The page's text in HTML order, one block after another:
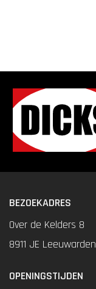
BEZOEKADRES
Over de Kelders 8
8911 JE Leeuwarden
OPENINGSTIJDEN